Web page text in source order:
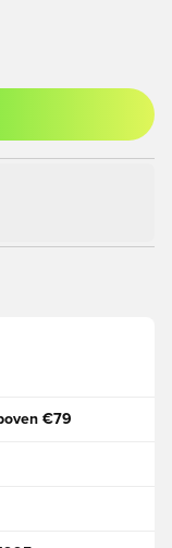
te melden als lid
€79